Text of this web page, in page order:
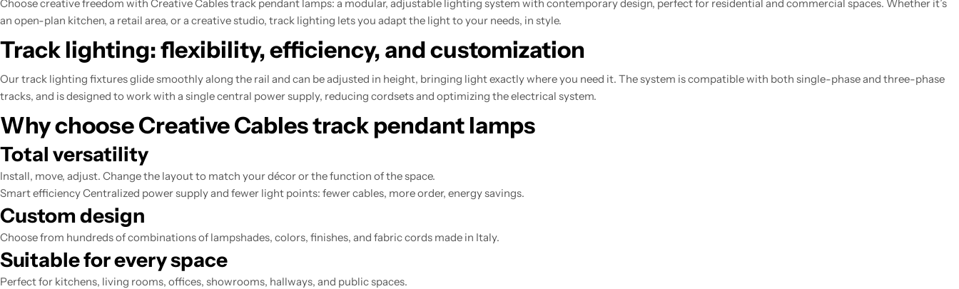
Choose creative freedom with Creative Cables track pendant lamps: a modular, adjustable lighting system with contemporary design, perfect for residential and commercial spaces. Whether it’s
an open-plan kitchen, a retail area, or a creative studio, track lighting lets you adapt the light to your needs, in style.
Track lighting: flexibility, efficiency, and customization
Our track lighting fixtures glide smoothly along the rail and can be adjusted in height, bringing light exactly where you need it. The system is compatible with both single-phase and three-phase
tracks, and is designed to work with a single central power supply, reducing cordsets and optimizing the electrical system.
Why choose Creative Cables track pendant lamps
Total versatility
Install, move, adjust. Change the layout to match your décor or the function of the space.
Smart efficiency Centralized power supply and fewer light points: fewer cables, more order, energy savings.
Custom design
Choose from hundreds of combinations of lampshades, colors, finishes, and fabric cords made in Italy.
Suitable for every space
Perfect for kitchens, living rooms, offices, showrooms, hallways, and public spaces.